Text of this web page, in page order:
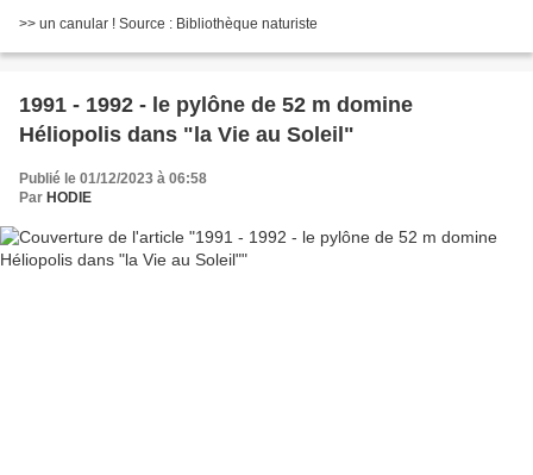
>> un canular ! Source : Bibliothèque naturiste
1991 - 1992 - le pylône de 52 m domine
Héliopolis dans "la Vie au Soleil"
Publié le 01/12/2023 à 06:58
Par HODIE